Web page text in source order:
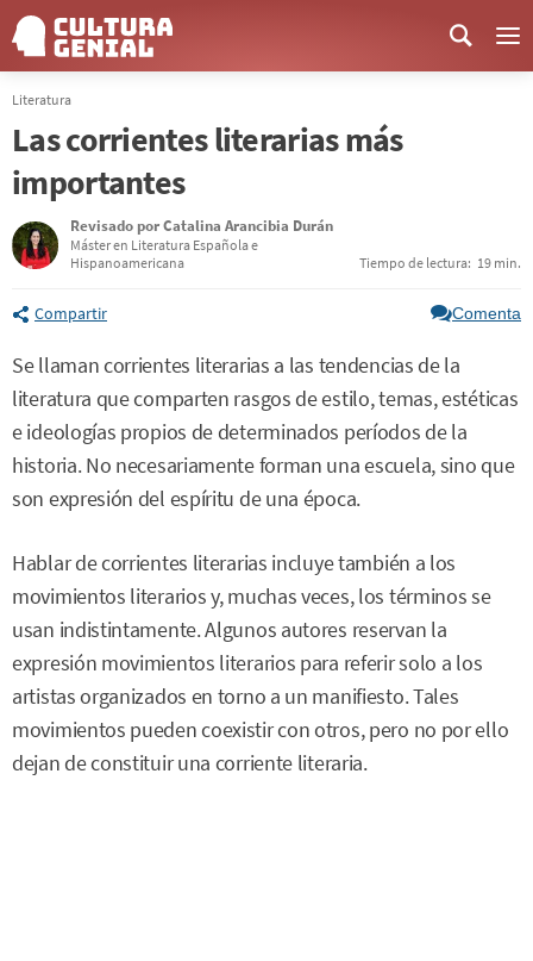
Literatura
Las corrientes literarias más
importantes
Revisado porCatalina Arancibia Durán
Máster en Literatura Española e
Hispanoamericana
Tiempo de lectura: 19 min.
Compartir Comenta
Se llaman corrientes literarias a las tendencias de la
literatura que comparten rasgos de estilo, temas, estéticas
e ideologías propios de determinados períodos de la
historia. No necesariamente forman una escuela, sino que
son expresión del espíritu de una época.
Hablar de corrientes literarias incluye también a los
movimientos literarios y, muchas veces, los términos se
usan indistintamente. Algunos autores reservan la
expresión movimientos literarios para referir solo a los
artistas organizados en torno a un manifiesto. Tales
movimientos pueden coexistir con otros, pero no por ello
dejan de constituir una corriente literaria.